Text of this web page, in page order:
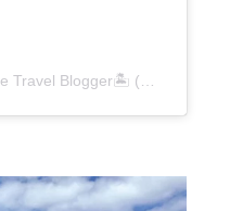
Un post condiviso da Diana Bancale Travel Blogger🏝️ (@inviaggiodasola)